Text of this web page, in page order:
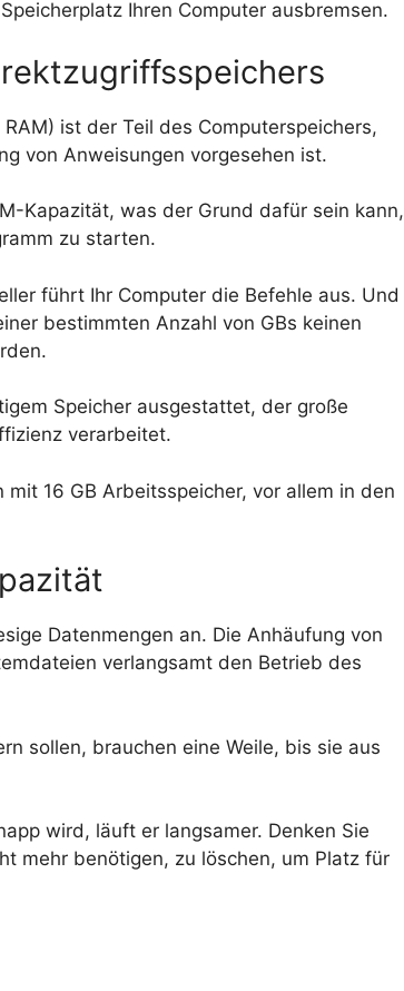
Ihren Computer ausbremsen.
ist der Teil des Computerspeichers,
von Anweisungen vorgesehen ist.
Kapazität, was der Grund dafür sein kann,
zu starten.
führt Ihr Computer die Befehle aus. Und
bestimmten Anzahl von GBs keinen
Speicher ausgestattet, der große
verarbeitet.
16 GB Arbeitsspeicher, vor allem in den
Datenmengen an. Die Anhäufung von
verlangsamt den Betrieb des
sollen, brauchen eine Weile, bis sie aus
wird, läuft er langsamer. Denken Sie
mehr benötigen, zu löschen, um Platz für